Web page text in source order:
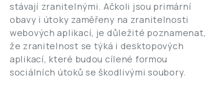
stávají zranitelnými. Ačkoli jsou primární
obavy i útoky zaměřeny na zranitelnosti
webových aplikací, je důležité poznamenat,
že zranitelnost se týká i desktopových
aplikací, které budou cílené formou
sociálních útoků se škodlivými soubory.